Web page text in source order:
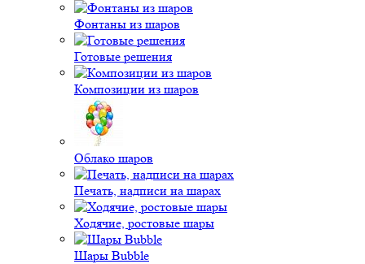
Фонтаны из шаров
Готовые решения
Композиции из шаров
Облако шаров
Печать, надписи на шарах
Ходячие, ростовые шары
Шары Bubble